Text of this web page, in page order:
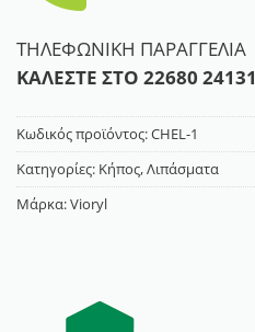
ΤΗΛΕΦΩΝΙΚΗ ΠΑΡΑΓΓΕΛΙΑ
ΚΑΛΕΣΤΕ ΣΤΟ 22680 24131
Κωδικός προϊόντος:CHEL-1
Κατηγορίες: Κήπος,Λιπάσματα
Μάρκα:Vioryl